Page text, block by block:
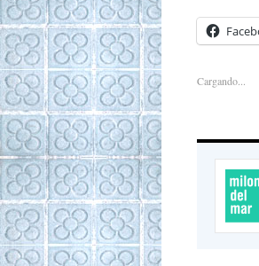
Cargando...